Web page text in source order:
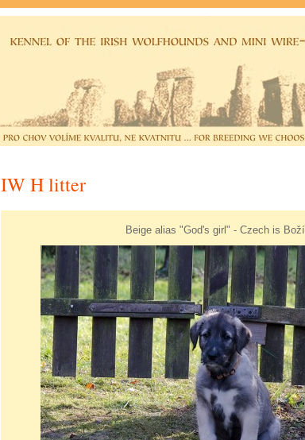
IW H litter
Beige alias "God's girl" - Czech is